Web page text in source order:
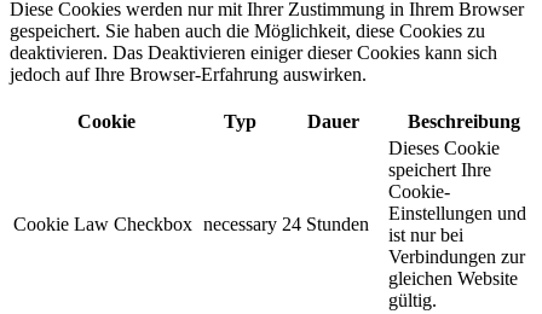
Diese Cookies werden nur mit Ihrer Zustimmung in Ihrem Browser
gespeichert. Sie haben auch die Möglichkeit, diese Cookies zu
deaktivieren. Das Deaktivieren einiger dieser Cookies kann sich
jedoch auf Ihre Browser-Erfahrung auswirken.
Cookie Typ Dauer Beschreibung
Cookie Law Checkbox necessary 24 Stunden
Dieses Cookie
speichert Ihre
Cookie-
Einstellungen und
ist nur bei
Verbindungen zur
gleichen Website
gültig.